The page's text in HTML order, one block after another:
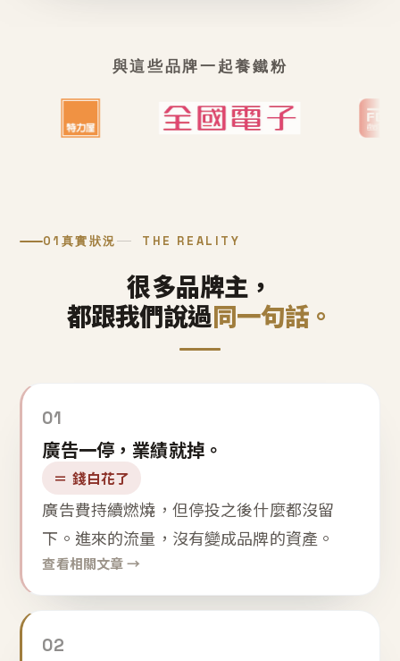
與這些品牌一起養鐵粉
01 真實狀況 THE REALITY
很多品牌主，
都跟我們說過同一句話。
01
廣告一停，業績就掉。
＝ 錢白花了
廣告費持續燃燒，但停投之後什麼都沒留
下。進來的流量，沒有變成品牌的資產。
查看相關文章 →
02